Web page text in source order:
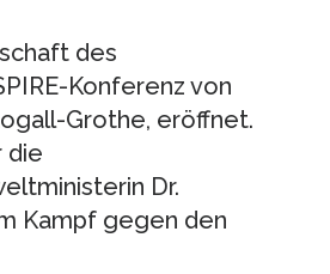
des
Konferenz von
Grothe, eröffnet.
die
Dr.
Kampf gegen den